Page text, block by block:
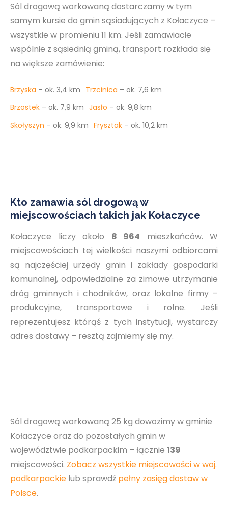
Sól drogową workowaną dostarczamy w tym
samym kursie do gmin sąsiadujących z Kołaczyce –
wszystkie w promieniu 11 km. Jeśli zamawiacie
wspólnie z sąsiednią gminą, transport rozkłada się
na większe zamówienie:
Brzyska – ok. 3,4 km Trzcinica – ok. 7,6 km
Brzostek – ok. 7,9 km Jasło – ok. 9,8 km
Skołyszyn – ok. 9,9 km Frysztak – ok. 10,2 km
Kto zamawia sól drogową w
miejscowościach takich jak Kołaczyce
Kołaczyce liczy około 8 964 mieszkańców. W
miejscowościach tej wielkości naszymi odbiorcami
są najczęściej urzędy gmin i zakłady gospodarki
komunalnej, odpowiedzialne za zimowe utrzymanie
dróg gminnych i chodników, oraz lokalne firmy –
produkcyjne, transportowe i rolne. Jeśli
reprezentujesz którąś z tych instytucji, wystarczy
adres dostawy – resztą zajmiemy się my.
Sól drogową workowaną 25 kg dowozimy w gminie
Kołaczyce oraz do pozostałych gmin w
województwie podkarpackim – łącznie 139
miejscowości. Zobacz wszystkie miejscowości w woj.
podkarpackie lub sprawdź pełny zasięg dostaw w
Polsce.